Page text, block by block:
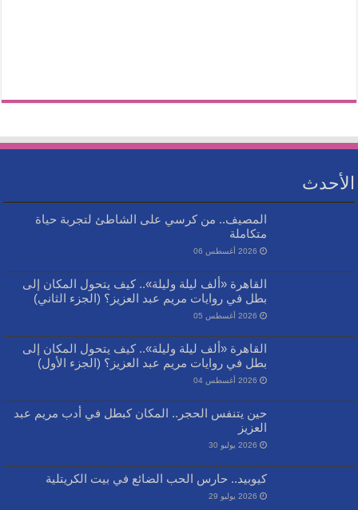
الأحدث
المصيف.. من كرسي على الشاطئ لتجربة حياة
متكاملة
2026 أغسطس 06
القاهرة «ألف ليلة وليلة».. كيف يتحول المكان إلى
بطل في روايات مريم عبد العزيز؟ (الجزء الثاني)
2026 أغسطس 05
القاهرة «ألف ليلة وليلة».. كيف يتحول المكان إلى
بطل في روايات مريم عبد العزيز؟ (الجزء الأول)
2026 أغسطس 04
حين يتنفس الحجر.. المكان كبطل في أدب مريم عبد
العزيز
2026 يوليو 30
كيوبيد.. حارس الحب الضائع في بيت الكريتلية
2026 يوليو 29